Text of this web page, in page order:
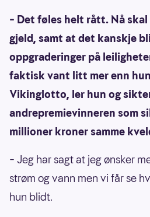
– Det føles helt rått. Nå
gjeld, samt at det kanskje
oppgraderinger på
faktisk vant litt mer enn
Vikinglotto, ler hun og
andrepremievinneren som
millioner kroner samme
– Jeg har sagt at jeg ønsker
strøm og vann men vi får se
hun blidt.